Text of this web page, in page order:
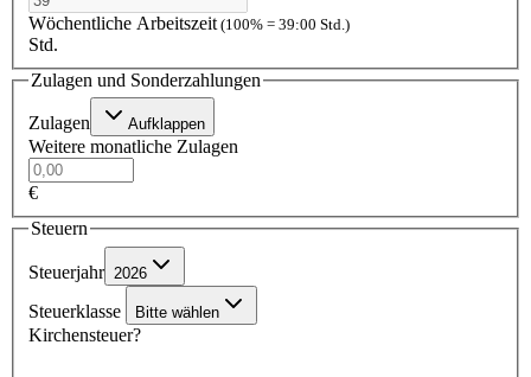
Wöchentliche Arbeitszeit (100% = 39:00 Std.)
Std.
Zulagen und Sonderzahlungen
Zulagen Aufklappen
Weitere monatliche Zulagen
€
Steuern
Steuerjahr 2026
Steuerklasse Bitte wählen
Kirchensteuer?